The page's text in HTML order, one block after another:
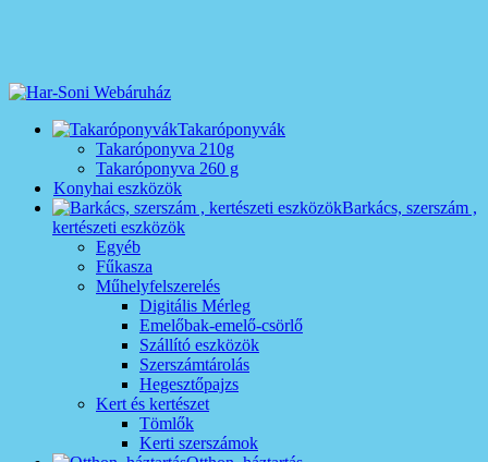
Takaróponyvák
Takaróponyva 210g
Takaróponyva 260 g
Konyhai eszközök
Barkács, szerszám ,
kertészeti eszközök
Egyéb
Fűkasza
Műhelyfelszerelés
Digitális Mérleg
Emelőbak-emelő-csörlő
Szállító eszközök
Szerszámtárolás
Hegesztőpajzs
Kert és kertészet
Tömlők
Kerti szerszámok